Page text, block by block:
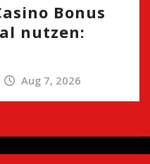
Bonus
nutzen:
Aug 7, 2026